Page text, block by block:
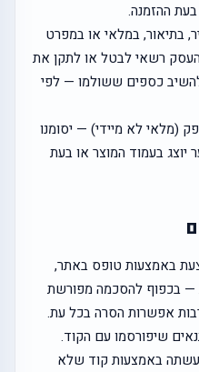
בעת ההזמנה.
בתיאור, במלאי או במפרט
רשאי לבטל או לתקן את
כספים ששולמו — לפי
(מלאי לא מיידי) — יסומנו
בעמוד המוצר או בעת
באמצעות טופס באתר,
— בכפוף להסכמה מפורשת
שיפורסמו עם הקוד.
באמצעות קוד שלא